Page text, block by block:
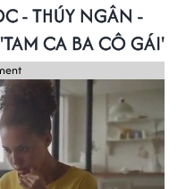
- THÚY NGÂN -
CA BA CÔ GÁI'